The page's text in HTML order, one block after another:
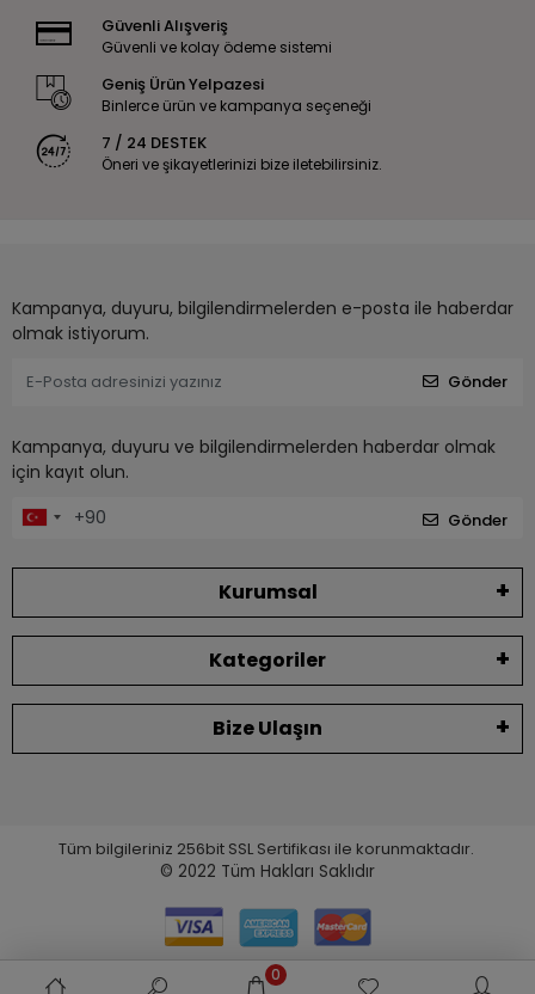
Güvenli Alışveriş
Güvenli ve kolay ödeme sistemi
Geniş Ürün Yelpazesi
Binlerce ürün ve kampanya seçeneği
7 / 24 DESTEK
Öneri ve şikayetlerinizi bize iletebilirsiniz.
Kampanya, duyuru, bilgilendirmelerden e-posta ile haberdar
olmak istiyorum.
Gönder
Kampanya, duyuru ve bilgilendirmelerden haberdar olmak
için kayıt olun.
Gönder
Kurumsal
Kategoriler
Bize Ulaşın
Tüm bilgileriniz 256bit SSL Sertifikası ile korunmaktadır.
© 2022 Tüm Hakları Saklıdır
0